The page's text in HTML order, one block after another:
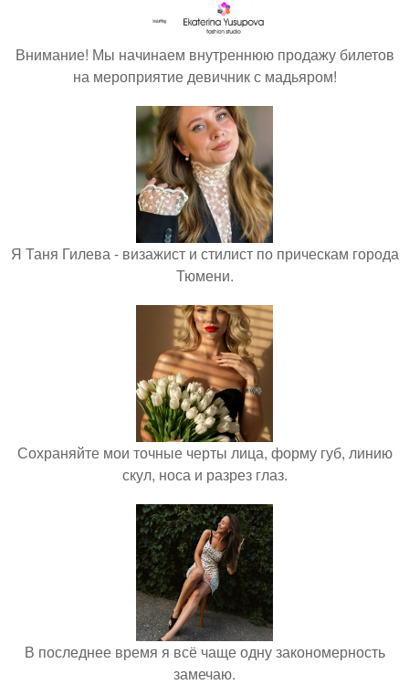
Внимание! Мы начинаем внутреннюю продажу билетов
на мероприятие девичник с мадьяром!
Я Таня Гилева - визажист и стилист по прическам города
Тюмени.
Сохраняйте мои точные черты лица, форму губ, линию
скул, носа и разрез глаз.
В последнее время я всё чаще одну закономерность
замечаю.